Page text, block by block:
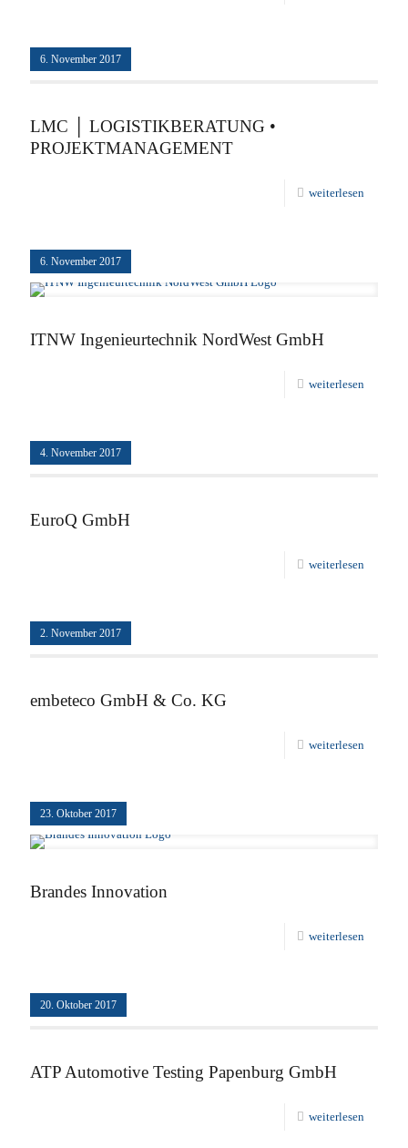
6. November 2017
LMC │ LOGISTIKBERATUNG •
PROJEKTMANAGEMENT
weiterlesen
6. November 2017
ITNW Ingenieurtechnik NordWest GmbH
weiterlesen
4. November 2017
EuroQ GmbH
weiterlesen
2. November 2017
embeteco GmbH & Co. KG
weiterlesen
23. Oktober 2017
Brandes Innovation
weiterlesen
20. Oktober 2017
ATP Automotive Testing Papenburg GmbH
weiterlesen